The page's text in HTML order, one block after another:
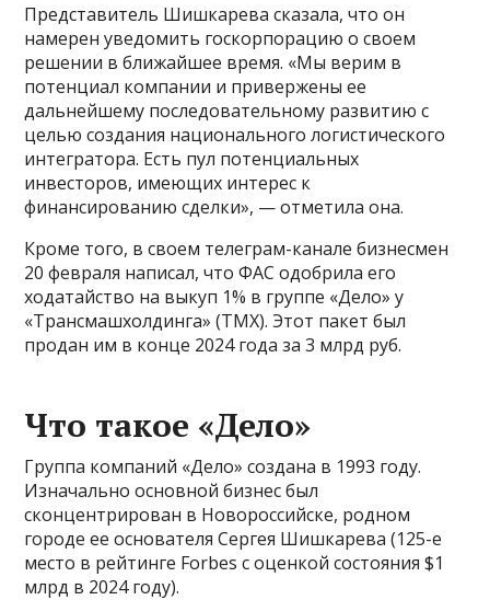
Представитель Шишкарева сказала, что он
намерен уведомить госкорпорацию о своем
решении в ближайшее время. «Мы верим в
потенциал компании и привержены ее
дальнейшему последовательному развитию с
целью создания национального логистического
интегратора. Есть пул потенциальных
инвесторов, имеющих интерес к
финансированию сделки», — отметила она.
Кроме того, в своем телеграм-канале бизнесмен
20 февраля написал, что ФАС одобрила его
ходатайство на выкуп 1% в группе «Дело» у
«Трансмашхолдинга» (ТМХ). Этот пакет был
продан им в конце 2024 года за 3 млрд руб.
Что такое «Дело»
Группа компаний «Дело» создана в 1993 году.
Изначально основной бизнес был
сконцентрирован в Новороссийске, родном
городе ее основателя Сергея Шишкарева (125-е
место в рейтинге Forbes с оценкой состояния $1
млрд в 2024 году).